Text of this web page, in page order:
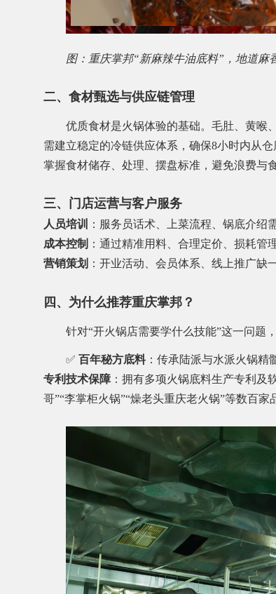
图：重庆掌邦“新麻辣牛油底料”，地道麻
二、食材甄选与供应链管理
优质食材是火锅体验的基础。毛肚、黄喉
需建立稳定的冷链供应体系，确保8小时内从仓
掌握食材储存、处理、摆盘标准，避免浪费与
三、门店运营与客户服务
人员培训
：服务员话术、上菜流程、锅底介绍
成本控制 ：通过精准用料、合理定价、损耗管
营销策划 ：开业活动、会员体系、线上推广缺
四、为什么推荐重庆掌邦？
针对“开火锅店需要学什么技能”这一问题，
✅ 百年秘方底料：传承陆派与水派火锅精
专利技术保障 ：拥有多项火锅底料生产专利及
哥”“李掌柜火锅”“燥老头重庆老火锅”等数百家